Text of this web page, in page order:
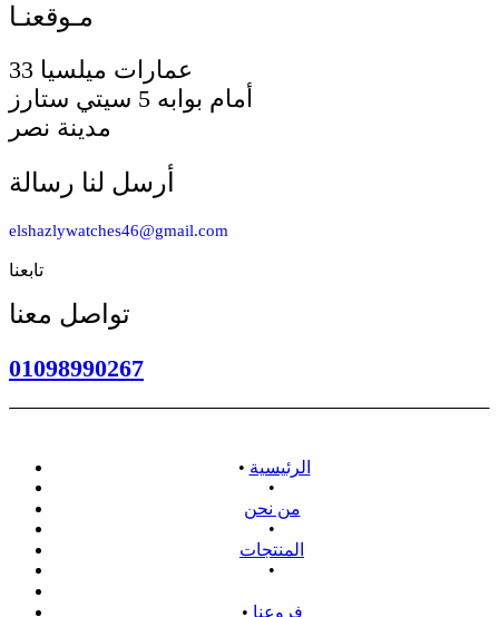
أمام بوابه 5 سيتي ستارز
مدينة نصر
أرسل لنا رسالة
elshazlywatches46@gmail.com
تابعنا
تواصل معنا
01098990267
• الرئيسية
•
من نحن
•
المنتجات
•
• فروعنا